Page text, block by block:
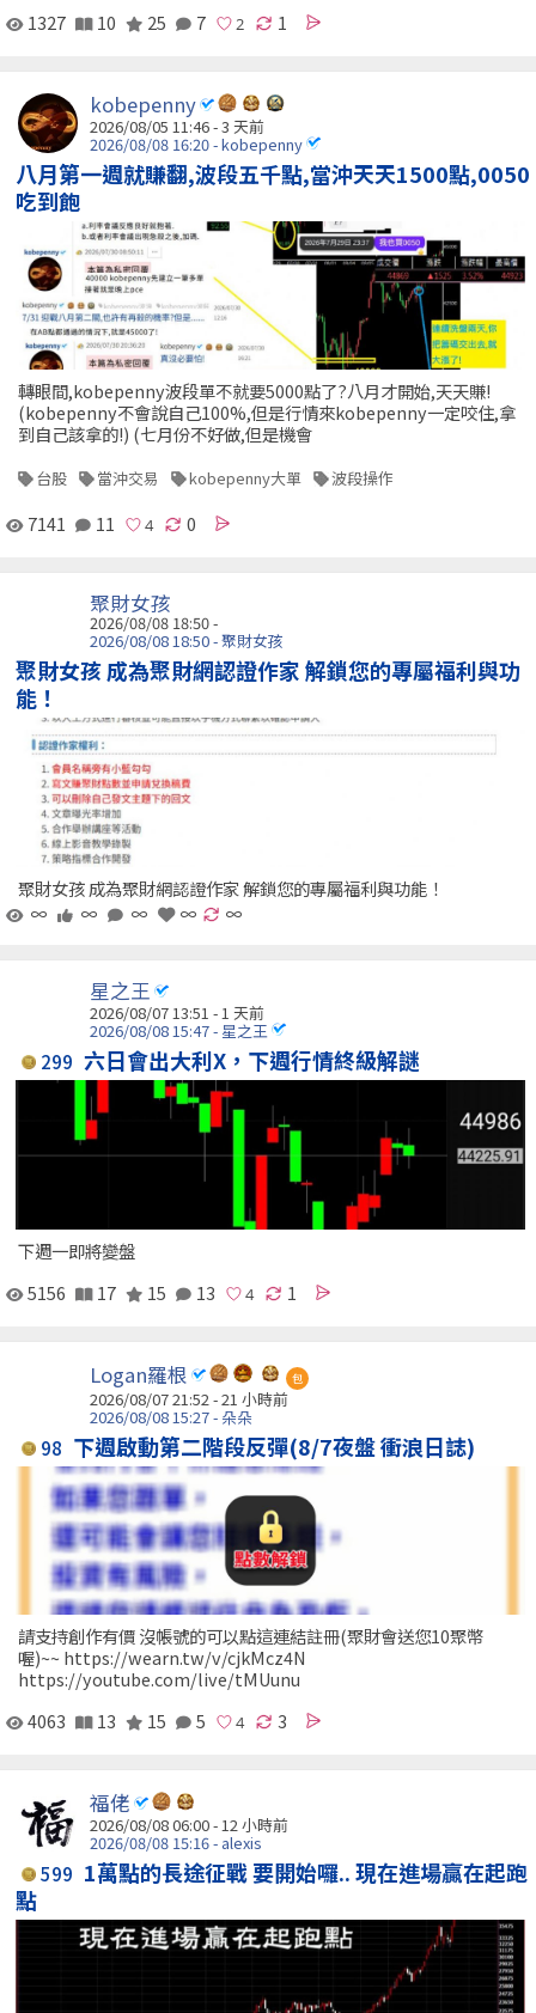
1327 10 25 7 1
kobepenny
2026/08/05 11:46 - 3 天前
2026/08/08 16:20 - kobepenny
八月第一週就賺翻,波段五千點,當沖天天1500點,0050
吃到飽
轉眼間,kobepenny波段單不就要5000點了?八月才開始,天天賺!
(kobepenny不會說自己100%,但是行情來kobepenny一定咬住,拿
到自己該拿的!) (七月份不好做,但是機會
台股 當沖交易 kobepenny大單 波段操作
7141 11 0
聚財女孩
2026/08/08 18:50 -
2026/08/08 18:50 - 聚財女孩
聚財女孩 成為聚財網認證作家 解鎖您的專屬福利與功
能！
聚財女孩 成為聚財網認證作家 解鎖您的專屬福利與功能！
∞
∞ ∞ ∞ ∞
星之王
2026/08/07 13:51 - 1 天前
2026/08/08 15:47 - 星之王
299 六日會出大利X，下週行情終級解謎
下週一即將變盤
5156
17 15 13 1
Logan羅根 包
2026/08/07 21:52 -21 小時前
2026/08/08 15:27 - 朵朵
98 下週啟動第二階段反彈(8/7夜盤 衝浪日誌)
請支持創作有價 沒帳號的可以點這連結註冊(聚財會送您10聚幣
喔)~~ https://wearn.tw/v/cjkMcz4N
https://youtube.com/live/tMUunu
4063
13 15 5 3
福佬
2026/08/08 06:00 -12 小時前
2026/08/08 15:16 - alexis
599 1萬點的長途征戰 要開始囉.. 現在進場贏在起跑
點